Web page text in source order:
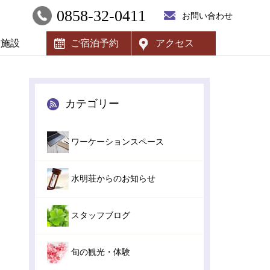
0858-32-0411 お問い合わせ
設 ご宿泊予約 アクセス
カテゴリー
ワーケーションスペース
水明荘からのお知らせ
スタッフブログ
旬の観光・体験